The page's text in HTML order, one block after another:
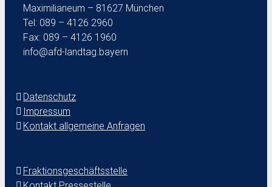
Maximilianeum – 81627 München
Tel: 089 – 4126 2960
Fax: 089 – 4126 1960
info@afd-landtag.bayern
Datenschutz
Impressum
Kontakt allgemeine Anfragen
Fraktionsgeschäftsstelle